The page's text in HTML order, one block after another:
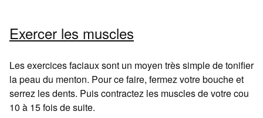
Exercer les muscles
Les exercices faciaux sont un moyen très simple de tonifier
la peau du menton. Pour ce faire, fermez votre bouche et
serrez les dents. Puis contractez les muscles de votre cou
10 à 15 fois de suite.